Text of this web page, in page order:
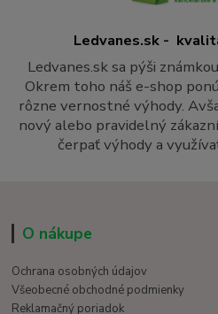
Ledvanes.sk -
Ledvanes.sk sa pýši
Okrem toho náš e-shop
rôzne vernostné výhody.
nový alebo pravidelný
čerpať výhody a
O nákupe
Ochrana osobných údajov
Všeobecné obchodné podmienky
Reklamačný poriadok